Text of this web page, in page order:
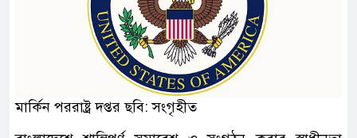
মার্কিন পররাষ্ট্র দপ্তর ছবি: সংগৃহীত